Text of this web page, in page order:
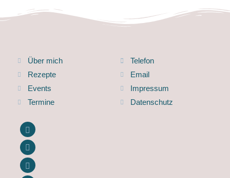
Über mich
Rezepte
Events
Termine
Telefon
Email
Impressum
Datenschutz